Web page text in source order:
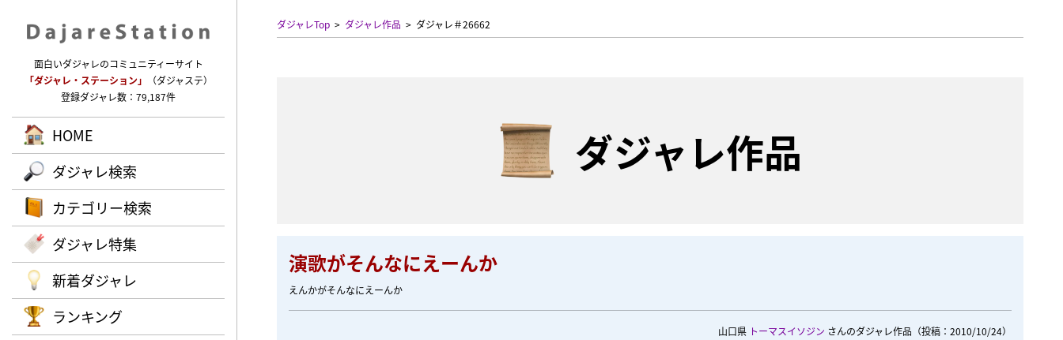
面白いダジャレのコミュニティーサイト
「ダジャレ・ステーション」
（ダジャステ）
登録ダジャレ数：79,187件
HOME
ダジャレ検索
カテゴリー検索
ダジャレ特集
新着ダジャレ
ランキング
ダジャレTop ダジャレ作品 ダジャレ＃26662
ダジャレ作品
演歌がそんなにえーんか
えんかがそんなにえーんか
山口県 トーマスイソジン さんのダジャレ作品 （投稿：2010/10/24）